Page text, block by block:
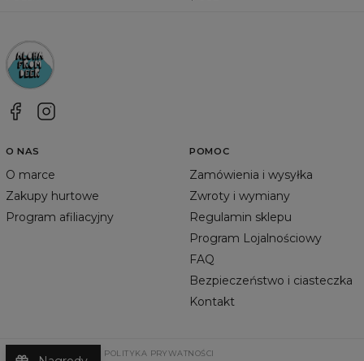
O NAS
O marce
Zakupy hurtowe
Program afiliacyjny
POMOC
Zamówienia i wysyłka
Zwroty i wymiany
Regulamin sklepu
Program Lojalnościowy
FAQ
Bezpieczeństwo i ciasteczka
Kontakt
REGULAMIN SKLEPU POLITYKA PRYWATNOŚCI